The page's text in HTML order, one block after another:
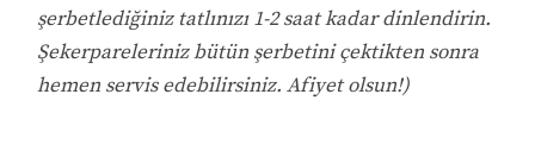
şerbetlediğiniz tatlınızı 1-2 saat kadar dinlendirin.
Şekerpareleriniz bütün şerbetini çektikten sonra
hemen servis edebilirsiniz. Afiyet olsun!)